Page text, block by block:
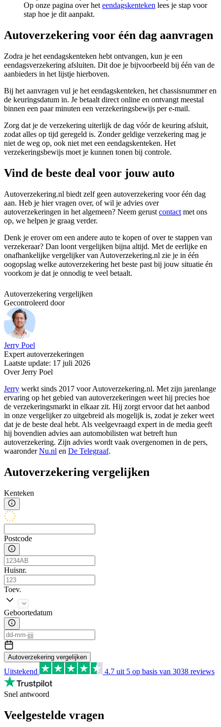
Op onze pagina over het eendagskenteken lees je stap voor
stap hoe je dit aanpakt.
Autoverzekering voor één dag aanvragen
Zodra je het eendagskenteken hebt ontvangen, kun je een
eendagsverzekering afsluiten. Dit doe je bijvoorbeeld bij één van de
aanbieders in het lijstje hierboven.
Bij het aanvragen vul je het eendagskenteken, het chassisnummer en
de keuringsdatum in. Je betaalt direct online en ontvangt meestal
binnen een paar minuten een verzekeringsbewijs per e-mail.
Zorg dat je de verzekering uiterlijk de dag vóór de keuring afsluit,
zodat alles op tijd geregeld is. Zonder geldige verzekering mag je
niet de weg op, ook niet met een eendagskenteken. Het
verzekeringsbewijs moet je kunnen tonen bij controle.
Vind de beste deal voor jouw auto
Autoverzekering.nl biedt zelf geen autoverzekering voor één dag
aan. Heb je hier vragen over, of wil je advies over
autoverzekeringen in het algemeen? Neem gerust contact met ons
op, we helpen je graag verder.
Denk je erover om een andere auto te kopen of over te stappen van
verzekeraar? Dan loont vergelijken bijna altijd. Met de eerlijke en
onafhankelijke vergelijker van Autoverzekering.nl zie je in één
oogopslag welke autoverzekering het beste past bij jouw situatie én
voorkom je dat je onnodig te veel betaalt.
Autoverzekering vergelijken
Gecontroleerd door
Jerry Poel
Expert autoverzekeringen
Laatste update: 17 juli 2026
Over Jerry Poel
Jerry werkt sinds 2017 voor Autoverzekering.nl. Met zijn jarenlange
ervaring op het gebied van autoverzekeringen weet hij precies hoe
de verzekeringsmarkt in elkaar zit. Hij zorgt ervoor dat het aanbod
in onze vergelijker zo uitgebreid als mogelijk is, zodat je zeker weet
dat je de beste deal hebt. Als veelgevraagd expert in de media geeft
hij bovendien advies aan automobilisten wat betreft hun
autoverzekering. Zijn advies wordt vaak overgenomen in de pers,
waaronderNu.nl en De Telegraaf.
Autoverzekering vergelijken
Kenteken
Postcode
Huisnr.
Toev.
Geboortedatum
Autoverzekering vergelijken
Uitstekend 4.7 uit 5 op basis van 3038 reviews
Snel antwoord
Veelgestelde vragen